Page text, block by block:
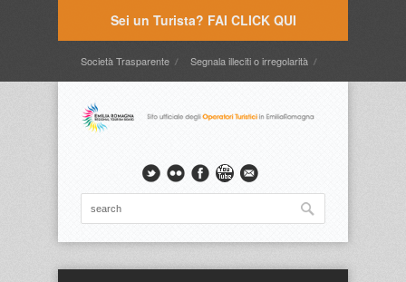
Sei un Turista? FAI CLICK QUI
Società Trasparente Segnala illeciti o irregolarità
Timbrature